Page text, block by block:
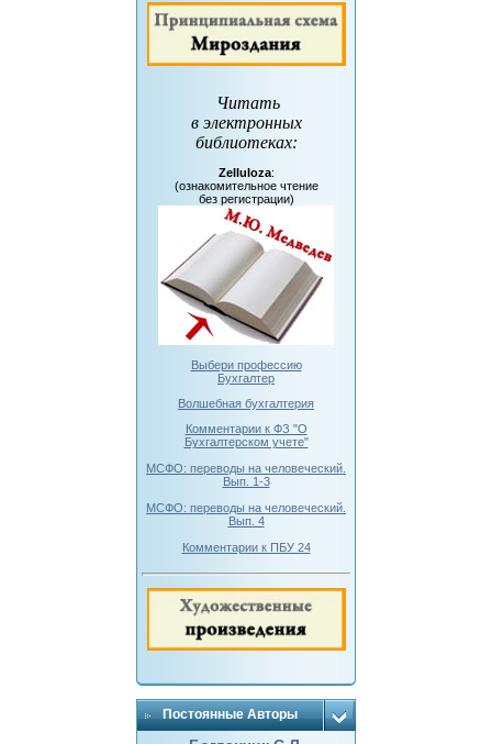
Читать
в электронных
библиотеках:
Zelluloza:
(ознакомительное чтение
без регистрации)
Выбери профессию
Бухгалтер
Волшебная бухгалтерия
Комментарии к ФЗ "О
Бухгалтерском учете"
МСФО: переводы на человеческий.
Вып. 1-3
МСФО: переводы на человеческий.
Вып. 4
Комментарии к ПБУ 24
Постоянные Авторы